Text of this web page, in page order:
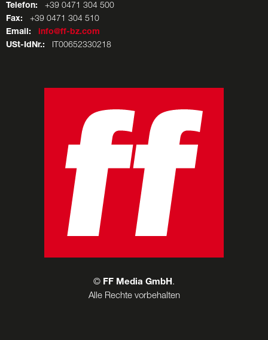
Telefon: +39 0471 304 500
Fax: +39 0471 304 510
Email:
info@ff-bz.com
USt-IdNr.: IT00652330218
© FF Media GmbH .
Alle Rechte vorbehalten